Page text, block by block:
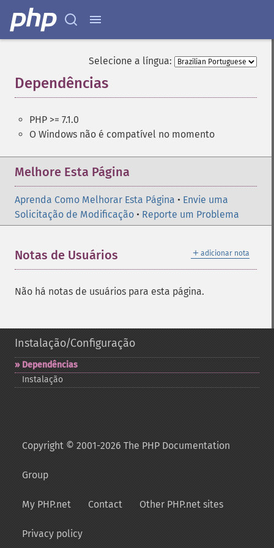
Selecione a língua:
Dependências
PHP >= 7.1.0
O Windows não é compatível no momento
Melhore Esta Página
Aprenda Como Melhorar Esta Página • Envie uma
Solicitação de Modificação • Reporte um Problema
＋ adicionar nota
Notas de Usuários
Não há notas de usuários para esta página.
Instalação/Configuração
Dependências
Instalação
Copyright © 2001-2026 The PHP Documentation
Group
My PHP.net Contact Other PHP.net sites
Privacy policy